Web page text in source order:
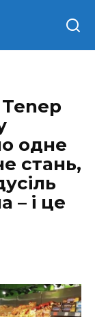
одне
стань,
– і це